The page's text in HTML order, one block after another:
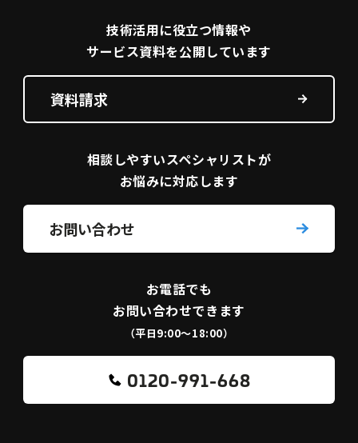
技術活用に役立つ情報や
サービス資料を公開しています
資料請求
相談しやすいスペシャリストが
お悩みに対応します
お問い合わせ
お電話でも
お問い合わせできます
（平日9:00〜18:00）
0120-991-668